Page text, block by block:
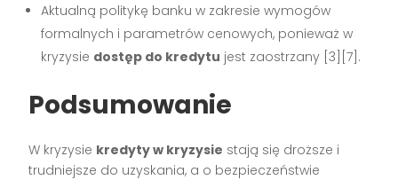
Aktualną politykę banku w zakresie wymogów
formalnych i parametrów cenowych, ponieważ w
kryzysie dostęp do kredytu jest zaostrzany [3][7].
Podsumowanie
W kryzysie kredyty w kryzysie stają się droższe i
trudniejsze do uzyskania, a o bezpieczeństwie